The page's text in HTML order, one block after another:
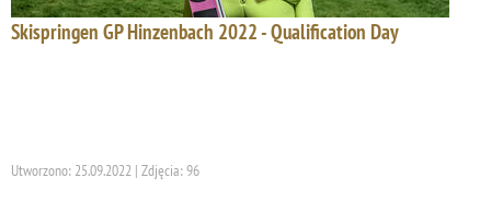
Skispringen GP Hinzenbach 2022 - Qualification Day
Utworzono: 25.09.2022 | Zdjęcia: 96